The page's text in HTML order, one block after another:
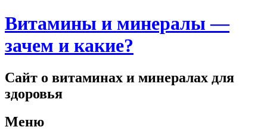
Витамины и минералы —
зачем и какие?
Сайт о витаминах и минералах для
здоровья
Меню